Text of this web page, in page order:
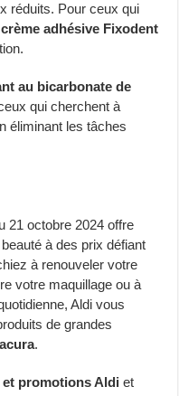
réduits. Pour ceux qui
crème adhésive Fixodent
au bicarbonate de
qui cherchent à
éliminant les tâches
21 octobre 2024 offre
à des prix défiant
à renouveler votre
votre maquillage ou à
Aldi vous
de grandes
.
promotions Aldi et